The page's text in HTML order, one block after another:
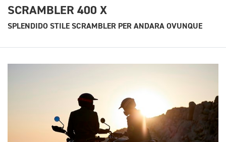
SCRAMBLER 400 X
SPLENDIDO STILE SCRAMBLER PER ANDARA OVUNQUE